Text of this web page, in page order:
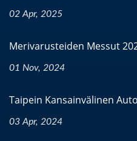
02 Apr, 2025
Merivarusteiden Messut
01 Nov, 2024
Taipein Kansainvälinen
03 Apr, 2024